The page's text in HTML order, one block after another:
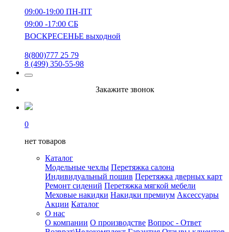
09:00-19:00 ПН-ПТ
09:00 -17:00 СБ
ВОСКРЕСЕНЬЕ выходной
8(800)777 25 79
8 (499) 350-55-98
Закажите звонок
0
нет товаров
Каталог
Модельные чехлы Перетяжка салона
Индивидуальный пошив Перетяжка дверных карт
Ремонт сидений Перетяжка мягкой мебели
Меховые накидки Накидки премиум Аксессуары
Акции Каталог
О нас
О компании О производстве Вопрос - Ответ